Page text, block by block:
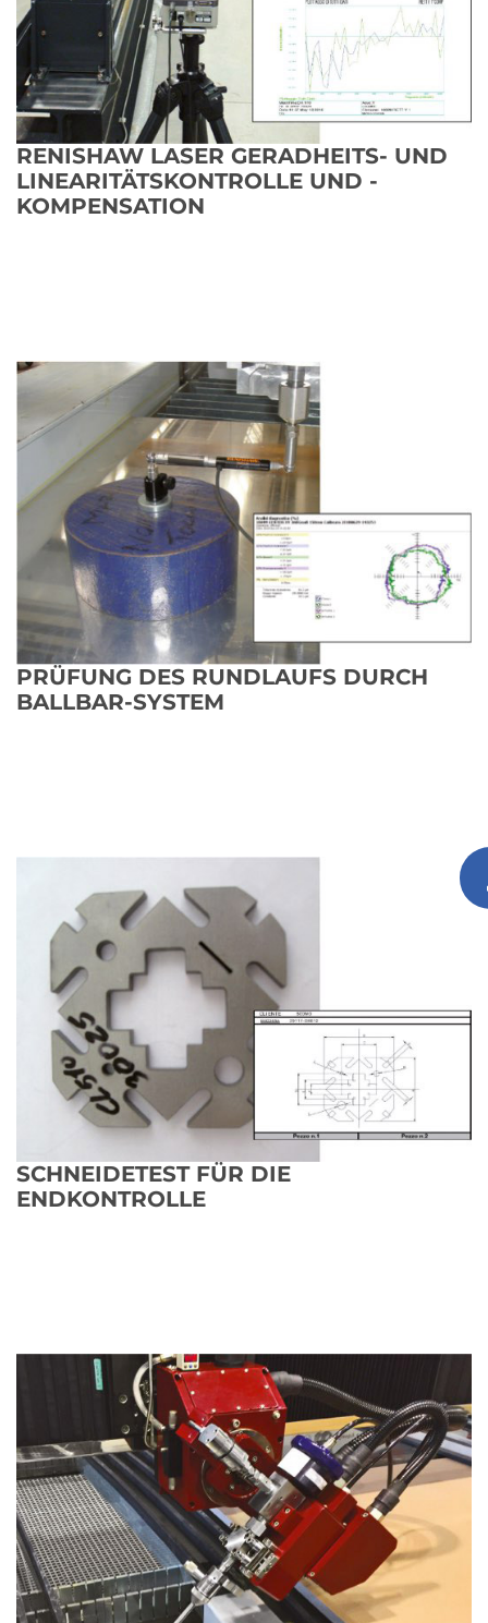
RENISHAW LASER GERADHEITS- UND
LINEARITÄTSKONTROLLE UND -
KOMPENSATION
PRÜFUNG DES RUNDLAUFS DURCH
BALLBAR-SYSTEM
SCHNEIDETEST FÜR DIE
ENDKONTROLLE